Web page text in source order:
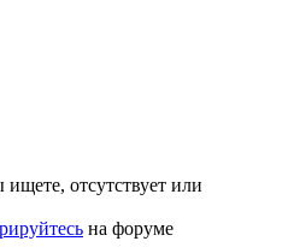
отсутствует или
на форуме